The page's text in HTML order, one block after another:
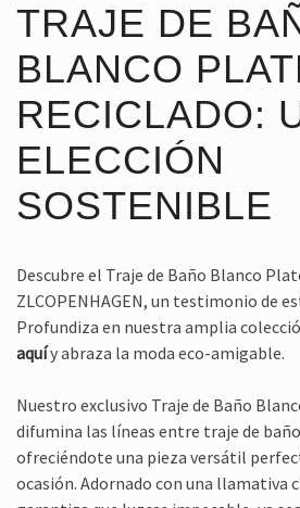
TRAJE DE
BLANCO
RECICLADO:
ELECCIÓN
SOSTENIBLE
Descubre el Traje de Baño Blanco
ZLCOPENHAGEN, un testimonio de
Profundiza en nuestra amplia
aquíy abraza la moda eco-amigable.
Nuestro exclusivo Traje de Baño
difumina las líneas entre traje de
ofreciéndote una pieza versátil
ocasión. Adornado con una llamativa